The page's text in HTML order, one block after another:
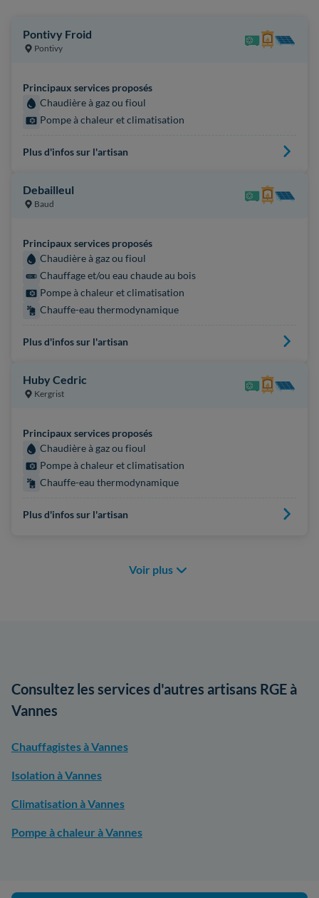
Pontivy Froid
Pontivy
Principaux services proposés
Chaudière à gaz ou fioul
Pompe à chaleur et climatisation
Plus d'infos sur l'artisan
Debailleul
Baud
Principaux services proposés
Chaudière à gaz ou fioul
Chauffage et/ou eau chaude au bois
Pompe à chaleur et climatisation
Chauffe-eau thermodynamique
Plus d'infos sur l'artisan
Huby Cedric
Kergrist
Principaux services proposés
Chaudière à gaz ou fioul
Pompe à chaleur et climatisation
Chauffe-eau thermodynamique
Plus d'infos sur l'artisan
Voir plus
Consultez les services d'autres artisans RGE à
Vannes
Chauffagistes à Vannes
Isolation à Vannes
Climatisation à Vannes
Pompe à chaleur à Vannes